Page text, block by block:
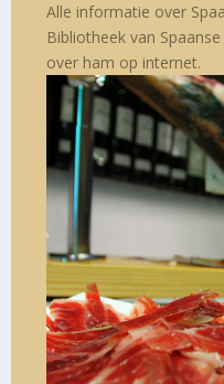
Alle informatie over
Bibliotheek van
over ham op internet.